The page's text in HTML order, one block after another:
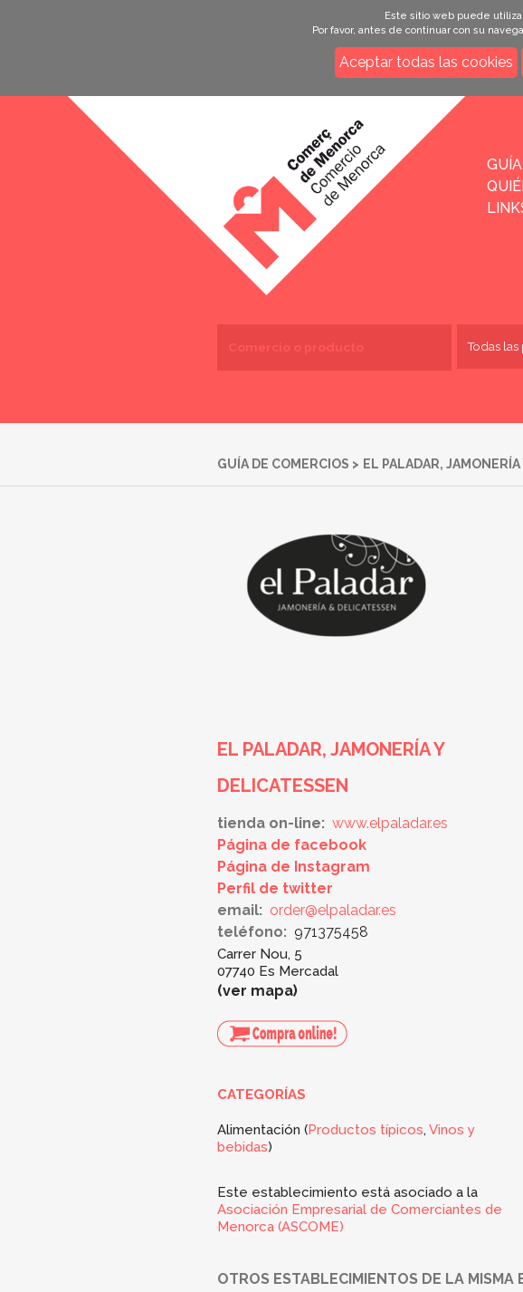
Este sitio web puede
Por favor, antes de continuar con su
Aceptar todas las cookies
GUÍA DE COMERCIOS > EL PALADAR,
EL PALADAR, JAMONERÍA Y
DELICATESSEN
tienda on-line: www.elpaladar.es
Página de facebook
Página de Instagram
Perfil de twitter
email: order@elpaladar.es
teléfono: 971375458
Carrer Nou, 5
07740 Es Mercadal
ver mapa
CATEGORÍAS
Alimentación (Productos típicos, Vinos y
bebidas)
Este establecimiento está asociado a la
Asociación Empresarial de Comerciantes de
Menorca (ASCOME)
OTROS ESTABLECIMIENTOS DE LA MISMA